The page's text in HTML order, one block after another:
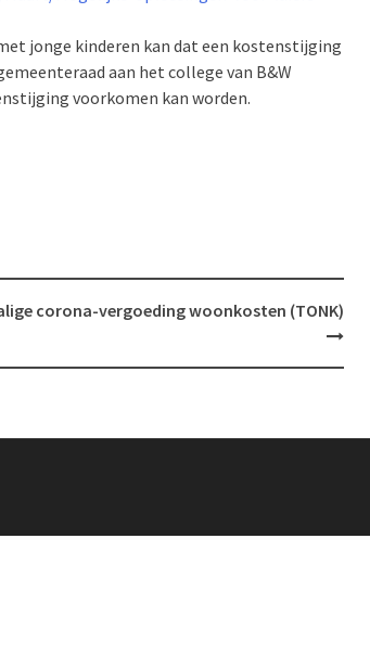
jonge kinderen kan dat een kostenstijging
aan het college van B&W
voorkomen kan worden.
corona-vergoeding woonkosten (TONK)